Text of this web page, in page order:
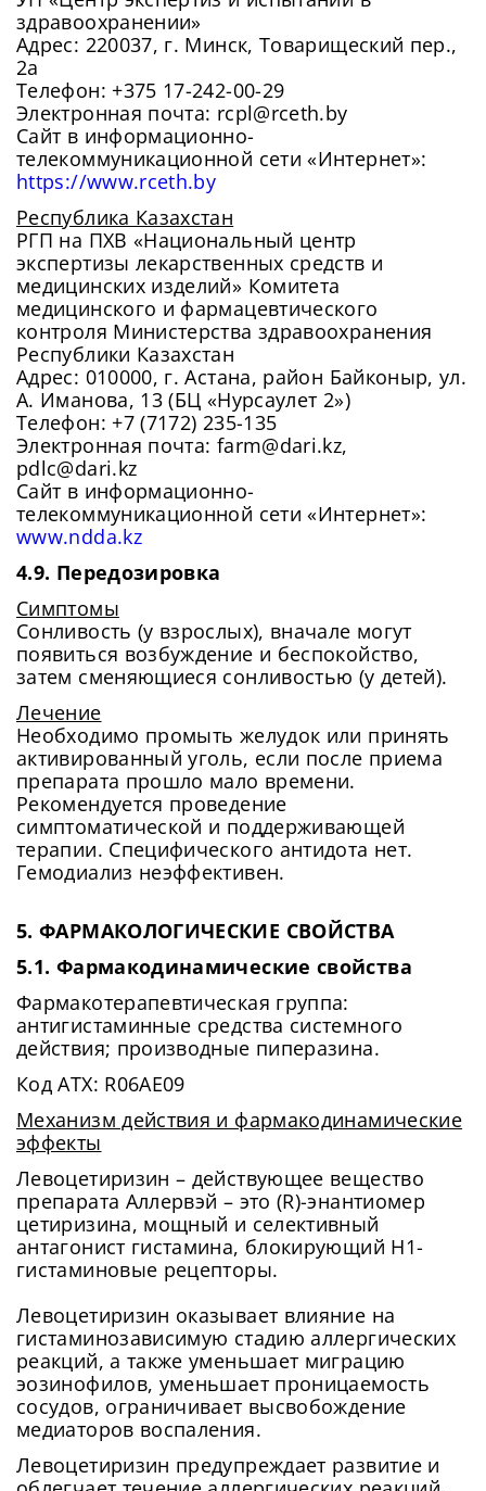
здравоохранении»
Адрес: 220037, г. Минск, Товарищеский пер.,
2а
Телефон: +375 17-242-00-29
Электронная почта: rcpl@rceth.by
Сайт в информационно-
телекоммуникационной сети «Интернет»:
https://www.rceth.by
Республика Казахстан
РГП на ПХВ «Национальный центр
экспертизы лекарственных средств и
медицинских изделий» Комитета
медицинского и фармацевтического
контроля Министерства здравоохранения
Республики Казахстан
Адрес: 010000, г. Астана, район Байконыр, ул.
А. Иманова, 13 (БЦ «Нурсаулет 2»)
Телефон: +7 (7172) 235-135
Электронная почта: farm@dari.kz,
pdlc@dari.kz
Сайт в информационно-
телекоммуникационной сети «Интернет»:
www.ndda.kz
4.9. Передозировка
Симптомы
Сонливость (у взрослых), вначале могут
появиться возбуждение и беспокойство,
затем сменяющиеся сонливостью (у детей).
Лечение
Необходимо промыть желудок или принять
активированный уголь, если после приема
препарата прошло мало времени.
Рекомендуется проведение
симптоматической и поддерживающей
терапии. Специфического антидота нет.
Гемодиализ неэффективен.
5. ФАРМАКОЛОГИЧЕСКИЕ СВОЙСТВА
5.1. Фармакодинамические свойства
Фармакотерапевтическая группа:
антигистаминные средства системного
действия; производные пиперазина.
Код АТХ: R06AE09
Механизм действия и фармакодинамические
эффекты
Левоцетиризин – действующее вещество
препарата Аллервэй – это (R)-энантиомер
цетиризина, мощный и селективный
антагонист гистамина, блокирующий Н1-
гистаминовые рецепторы.
Левоцетиризин оказывает влияние на
гистаминозависимую стадию аллергических
реакций, а также уменьшает миграцию
эозинофилов, уменьшает проницаемость
сосудов, ограничивает высвобождение
медиаторов воспаления.
Левоцетиризин предупреждает развитие и